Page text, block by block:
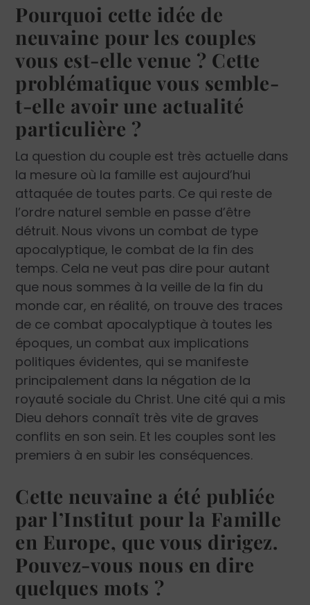
Pourquoi cette idée de
neuvaine pour les couples
vous est-elle venue ? Cette
problématique vous semble-
t-elle avoir une actualité
particulière ?
La question du couple est très actuelle dans
la mesure où la famille est aujourd’hui
attaquée de toutes parts. Ce qui reste de
l’ordre naturel semble en passe d’être
détruit. Nous vivons un combat de type
apocalyptique, le combat de la fin des
temps. Cela ne veut pas dire pour autant
que nous sommes à la veille de la fin du
monde car, en réalité, on trouve des traces
de ce combat apocalyptique à toutes les
époques, un combat aux implications
politiques évidentes, qui se manifeste
principalement dans la négation de la
royauté sociale du Christ. Une ­cité qui a mis
Dieu dehors connaît très vite de graves
conflits en son sein. Et les couples sont les
premiers à en subir les conséquences.
Cette neuvaine a été publiée
par l’Institut pour la Famille
en Europe, que vous dirigez.
Pouvez-vous nous en dire
quelques mots ?